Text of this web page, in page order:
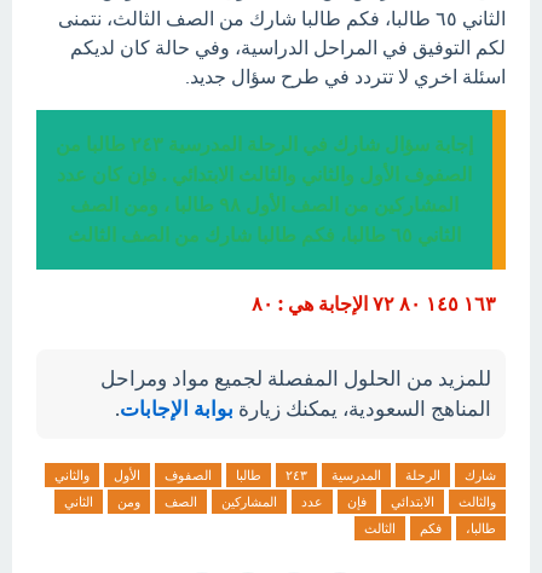
الثاني ٦٥ طالبا، فكم طالبا شارك من الصف الثالث، نتمنى
لكم التوفيق في المراحل الدراسية، وفي حالة كان لديكم
اسئلة اخري لا تتردد في طرح سؤال جديد.
إجابة سؤال شارك في الرحلة المدرسية ٢٤٣ طالبا من
الصفوف الأول والثاني والثالث الابتدائي . فإن كان عدد
المشاركين من الصف الأول ٩٨ طالبا ، ومن الصف
الثاني ٦٥ طالبا، فكم طالبا شارك من الصف الثالث
للمزيد من الحلول المفصلة لجميع مواد ومراحل
المناهج السعودية، يمكنك زيارة بوابة الإجابات.
شارك الرحلة المدرسية ٢٤٣ طالبا الصفوف الأول
والثاني
والثالث
الابتدائي فإن عدد المشاركين الصف ومن
الثاني
طالبا،
فكم الثالث